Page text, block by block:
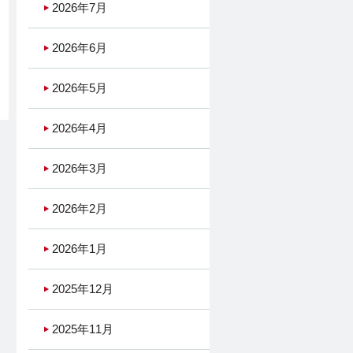
2026年7月
2026年6月
2026年5月
2026年4月
2026年3月
2026年2月
2026年1月
2025年12月
2025年11月